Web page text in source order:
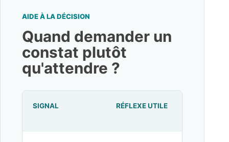
AIDE À LA DÉCISION
Quand demander un
constat plutôt
qu'attendre ?
SIGNAL RÉFLEXE UTILE